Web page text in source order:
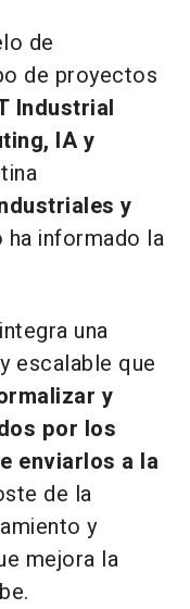
de
de proyectos
Industrial
IA y
y
ha informado la
una
escalable que
y
por los
enviarlos a la
de la
y
mejora la